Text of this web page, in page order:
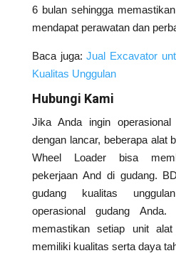
6 bulan sehingga
mendapat perawatan dan
Baca juga:Jual Excavator
Kualitas Unggulan
Hubungi Kami
Jika Anda ingin
dengan lancar, beberapa alat
Wheel Loader bisa
pekerjaan And di gudang.
gudang kualitas
operasional gudang
memastikan setiap unit
memiliki kualitas serta daya